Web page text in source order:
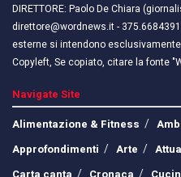
DIRETTORE: Paolo De Chiara
direttore@wordnews.it -
esterne si intendono
Copyleft, Se copiato, citare la fonte
Navigate Site
Alimentazione & Fitness
Approfondimenti
Arte